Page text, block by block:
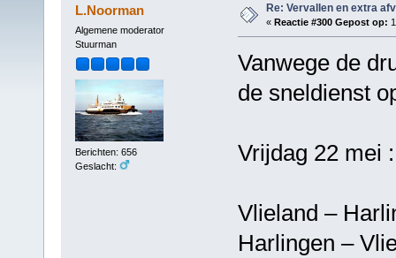
L.Noorman
Algemene moderator
Stuurman
Berichten: 656
Geslacht:
Re: Vervallen en extra
« Reactie #300 Gepost op:
Vanwege de
de sneldienst
Vrijdag 22 mei :
Vlieland –
Harlingen